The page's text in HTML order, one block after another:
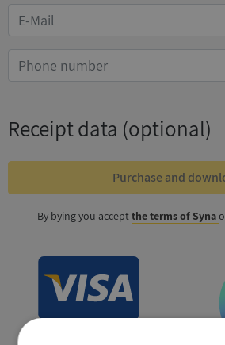
Receipt data (optional)
Purchase and
By bying you acceptthe terms of Syna